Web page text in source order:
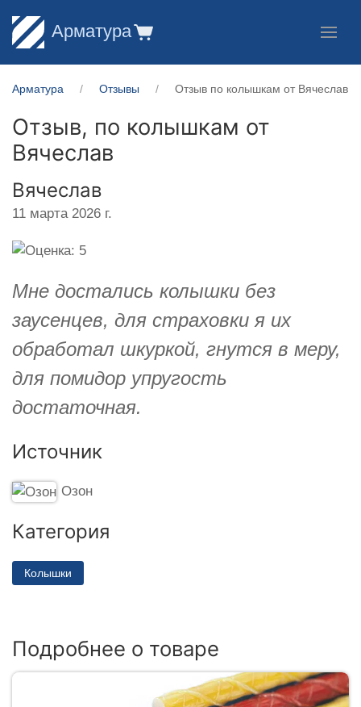
Арматура
Арматура Отзывы Отзыв по колышкам от Вячеслав
Отзыв, по колышкам от
Вячеслав
Вячеслав
11 марта 2026 г.
Мне достались колышки без
заусенцев, для страховки я их
обработал шкуркой, гнутся в меру,
для помидор упругость
достаточная.
Источник
Озон
Категория
Колышки
Подробнее о товаре